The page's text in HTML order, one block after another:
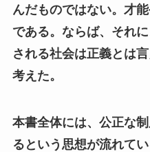
んだものではない。才
である。ならば、それ
される社会は正義とは
考えた。
本書全体には、公正な
るという思想が流れて